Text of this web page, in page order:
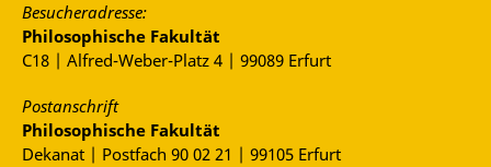
Besucheradresse:
Philosophische Fakultät
C18 | Alfred-Weber-Platz 4 | 99089 Erfurt
Postanschrift
Philosophische Fakultät
Dekanat | Postfach 90 02 21 | 99105 Erfurt